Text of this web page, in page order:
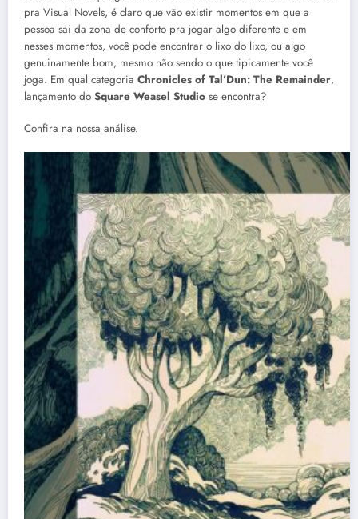
pra Visual Novels, é claro que vão existir momentos em que a
pessoa sai da zona de conforto pra jogar algo diferente e em
nesses momentos, você pode encontrar o lixo do lixo, ou algo
genuinamente bom, mesmo não sendo o que tipicamente você
joga. Em qual categoria Chronicles of Tal’Dun: The Remainder,
lançamento do Square Weasel Studio se encontra?
Confira na nossa análise.